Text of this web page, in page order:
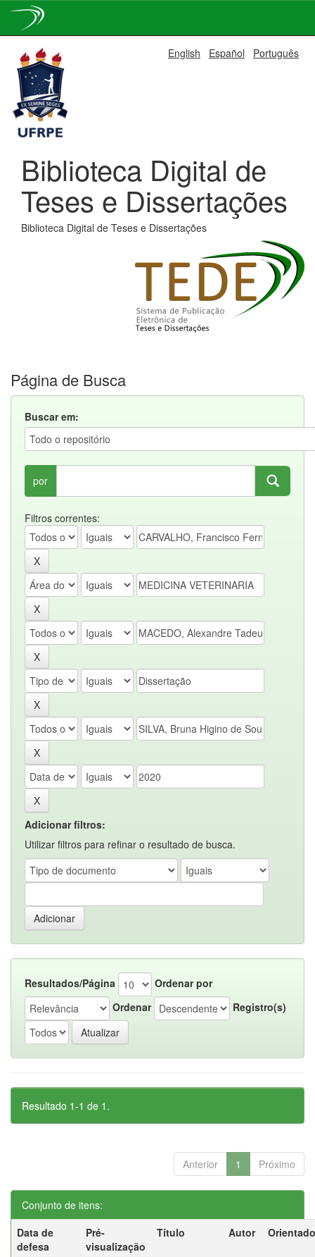
navigation
English Español Português
Biblioteca Digital de
Teses e Dissertações
Biblioteca Digital de Teses e Dissertações
Página de Busca
Buscar em:
por
Filtros correntes:
Adicionar filtros:
Utilizar filtros para refinar o resultado de busca.
Resultados/Página
Ordenar por
Ordenar
Registro(s)
Resultado 1-1 de 1.
Anterior 1 Próximo
Conjunto de itens:
Data de
defesa
Pré-
visualização
Título Autor